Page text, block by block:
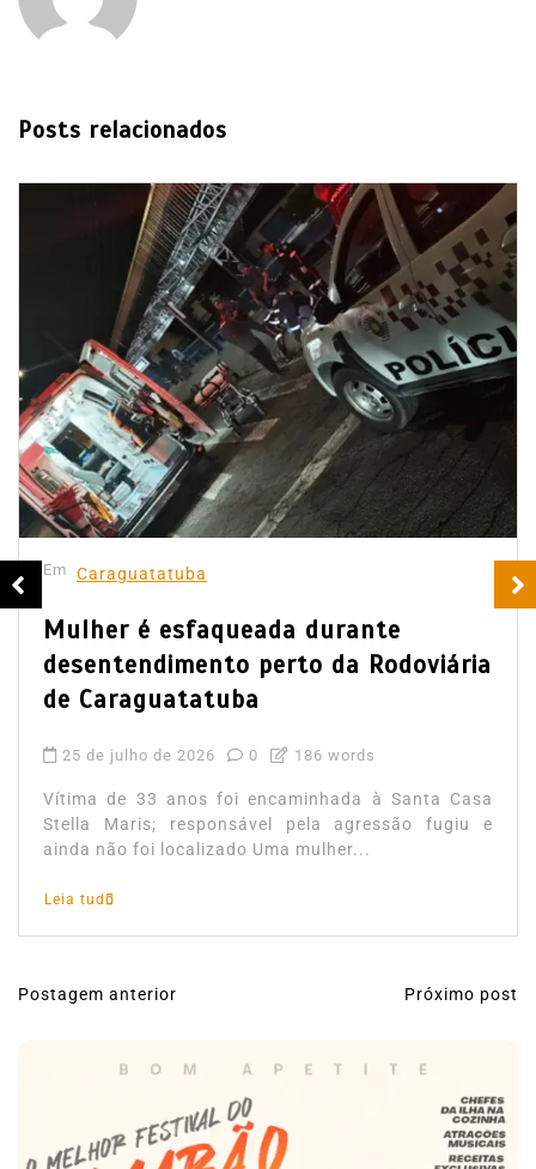
Posts relacionados
Em Caraguatatuba
Mulher é esfaqueada durante
desentendimento perto da Rodoviária
de Caraguatatuba
25 de julho de 2026 0 186 words
Vítima de 33 anos foi encaminhada à Santa Casa
Stella Maris; responsável pela agressão fugiu e
ainda não foi localizado Uma mulher...
Leia tudo
N
g
Postagem anterior Próximo post